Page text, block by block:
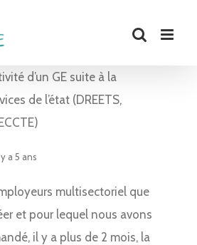
d’un GE suite à la
de l’état (DREETS,
a 5 ans
multisectoriel que
et pour lequel nous avons
il y a plus de 2 mois, la